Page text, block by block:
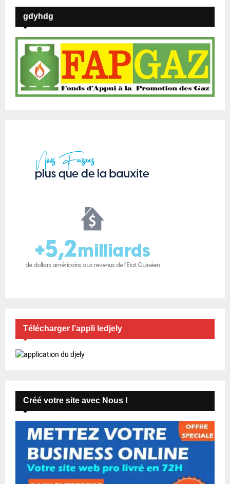
gdyhdg
Télécharger l’appli ledjely
Créé votre site avec Nous !